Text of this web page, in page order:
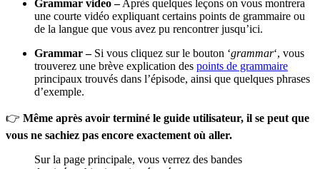
Grammar video –Après quelques leçons on vous montrera
une courte vidéo expliquant certains points de grammaire ou
de la langue que vous avez pu rencontrer jusqu’ici.
Grammar –Si vous cliquez sur le bouton ‘grammar‘, vous
trouverez une brève explication des points de grammaire
principaux trouvés dans l’épisode, ainsi que quelques phrases
d’exemple.
👉 Même après avoir terminé le guide utilisateur, il se peut que
vous ne sachiez pas encore exactement où aller.
Sur la page principale, vous verrez des bandes